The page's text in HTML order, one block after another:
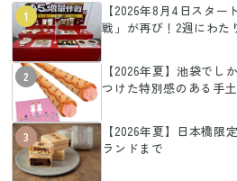
1
【2026年8月4日スタ
戦」が再び！2週にわた
2
【2026年夏】池袋でし
つけた特別感のある手
3
【2026年夏】日本橋限
ランドまで